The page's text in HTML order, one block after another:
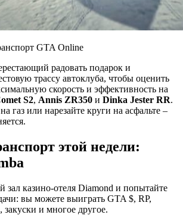
GTA Online
радовать подарок и
трассу автоклуба, чтобы оценить
скорость и эффективность на
S2, Annis ZR350 и Dinka Jester RR.
газ или нарезайте круги на асфальте –
этой недели:
зал казино-отеля Diamond и попытайте
вы можете выиграть GTA $, RP,
закуски и многое другое.